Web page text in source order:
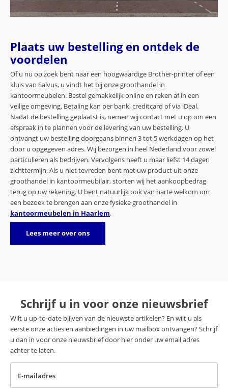
Plaats uw bestelling en ontdek de
voordelen
Of u nu op zoek bent naar een hoogwaardige Brother-printer of een
kluis van Salvus, u vindt het bij onze groothandel in
kantoormeubelen. Bestel gemakkelijk online en reken af in een
veilige omgeving. Betaling kan per bank, creditcard of via iDeal.
Nadat de bestelling geplaatst is, nemen wij contact met u op om een
afspraak in te plannen voor de levering van uw bestelling. U
ontvangt uw bestelling doorgaans binnen 3 tot 5 werkdagen op het
door u opgegeven adres. Wij bezorgen in heel Nederland voor zowel
particulieren als bedrijven. Vervolgens heeft u maar liefst 14 dagen
zichttermijn. Als u niet tevreden bent met uw product uit onze
groothandel in kantoormeubilair, storten wij het aankoopbedrag
terug op uw rekening. U bent natuurlijk ook van harte welkom om
een bezoek te brengen aan onze fysieke groothandel in
kantoormeubelen in Haarlem.
Lees meer over ons
Schrijf u in voor onze nieuwsbrief
Wilt u up-to-date blijven van de nieuwste artikelen? En wilt u als
eerste onze acties en aanbiedingen in uw mailbox ontvangen? Schrijf
u dan in voor onze nieuwsbrief door hier onder uw email adres
achter te laten.
E-mailadres